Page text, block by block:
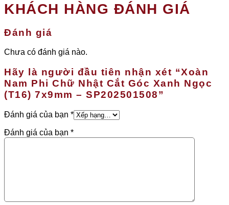
KHÁCH HÀNG ĐÁNH GIÁ
Đánh giá
Chưa có đánh giá nào.
Hãy là người đầu tiên nhận xét “Xoàn
Nam Phi Chữ Nhật Cắt Góc Xanh Ngọc
(T16) 7x9mm – SP202501508”
Đánh giá của bạn *
Đánh giá của bạn *